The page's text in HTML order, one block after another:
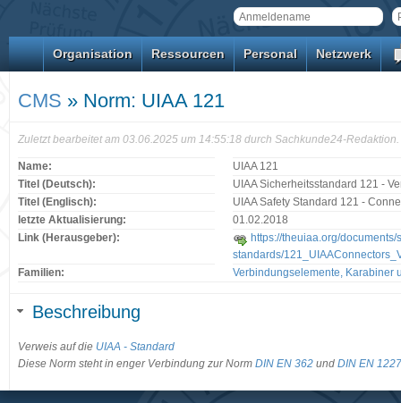
Organisation Ressourcen Personal Netzwerk
CMS » Norm: UIAA 121
Zuletzt bearbeitet am 03.06.2025 um 14:55:18 durch Sachkunde24-Redaktion.
Name:
UIAA 121
Titel (Deutsch):
UIAA Sicherheitsstandard 121 -
Titel (Englisch):
UIAA Safety Standard 121 -
letzte Aktualisierung:
01.02.2018
Link (Herausgeber):
https://theuiaa.org/documents/
standards/
Familien:
Verbindungselemente, Karabiner
Beschreibung
Verweis auf die UIAA - Standard
Diese Norm steht in enger Verbindung zur Norm DIN EN 362 und DIN EN